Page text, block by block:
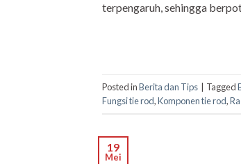
terpengaruh, sehingga
Posted inBerita dan Tips Tagged
Fungsi tie rod,Komponen tie rod,
19
Mei